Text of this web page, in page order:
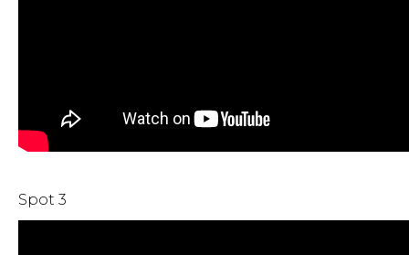
Spot 3